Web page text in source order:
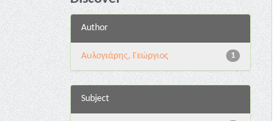
Author
1
Αυλογιάρης, Γεώργιος
Subject